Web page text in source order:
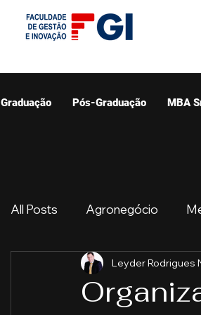
Graduação Pós-Graduação MBA
All Posts Agronegócio
Graduação Resumo do
Leyder Rodrigues